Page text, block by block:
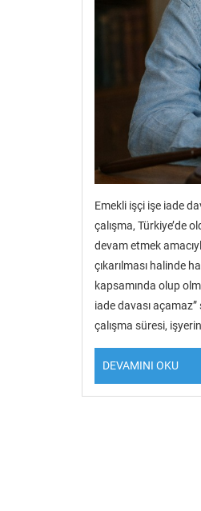
Emekli işçi işe iade
çalışma, Türkiye’de
devam etmek
çıkarılması halinde
kapsamında olup
iade davası
çalışma süresi,
DEVAMINI OKU